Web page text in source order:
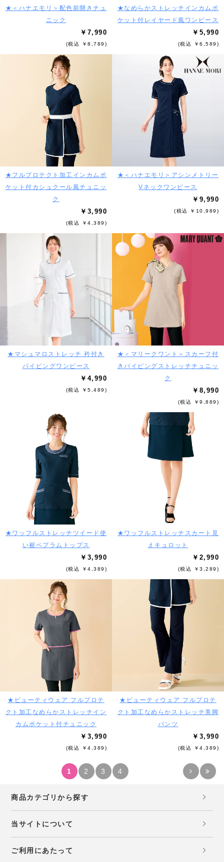
★＜ハナエモリ＞配色前開きチュ
ニック
￥7,990
(税込 ￥8,789)
★なめらかストレッチインカムポ
ケット付レイヤード風ワンピース
￥5,990
(税込 ￥6,589)
★フルプロテクト加工インカムポ
ケット付カシュクール風チュニッ
ク
￥3,990
(税込 ￥4,389)
★＜ハナエモリ＞アシンメトリー
Vネックワンピース
￥9,990
(税込 ￥10,989)
★マシュマロストレッチ 衿付き
パイピングワンピース
￥4,990
(税込 ￥5,489)
★＜マリークワント＞スカーフ付
きパイピングストレッチチュニッ
ク
￥8,990
(税込 ￥9,889)
★ワッフルストレッチツイード使
い裾ペプラムトップス
￥3,990
(税込 ￥4,389)
★ワッフルストレッチスカート見
えキュロット
￥2,990
(税込 ￥3,289)
★ビューティウェア フルプロテ
クト加工なめらかストレッチイン
カムポケット付チュニック
￥3,990
(税込 ￥4,389)
★ビューティウェア フルプロテ
クト加工なめらかストレッチ美脚
パンツ
￥3,990
(税込 ￥4,389)
1 2 3 4
商品カテゴリから探す
当サイトについて
ご利用にあたって